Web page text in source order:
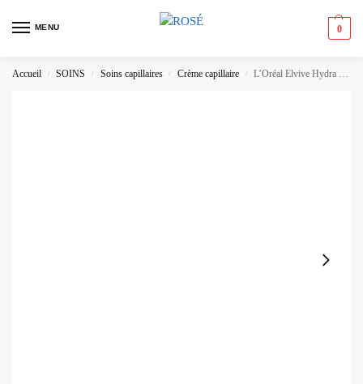
MENU 0
Accueil / SOINS / Soins capillaires / Crème capillaire / L’Oréal Elvive Hydra Hyaluronique Crème de Coiffage